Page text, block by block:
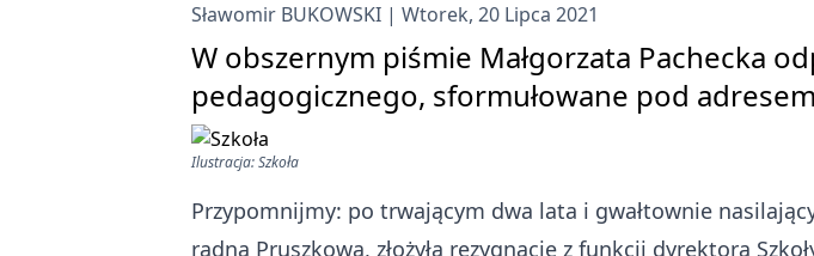
Sławomir BUKOWSKI Wtorek, 20 Lipca 2021
W obszernym piśmie Małgorzata Pachecka
pedagogicznego, sformułowane pod
Ilustracja: Szkoła
Przypomnijmy: po trwającym dwa lata i gwałtownie
radna Pruszkowa, złożyła rezygnację z funkcji dyrektora